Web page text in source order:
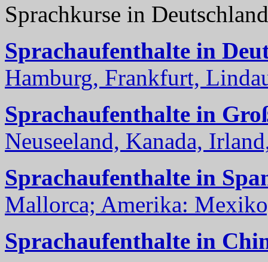
Sprachkurse in
Sprachaufenthalte in
Hamburg, Frankfurt,
Sprachaufenthalte in
Neuseeland, Kanada,
Sprachaufenthalte in
Mallorca; Amerika:
Sprachaufenthalte in